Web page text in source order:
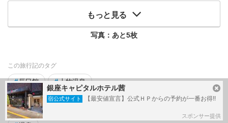
もっと見る
写真：あと5枚
この旅行記のタグ
#辰巳館 #上牧温泉
関連タグ
銀座キャピタルホテル茜
宿公式サイト 【最安値宣言】公式ＨＰからの予約が一番お得!!
スポンサー提供